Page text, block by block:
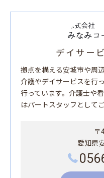
デイサー
拠点を構える安城市や周
介護やデイサービスを行
行っています。介護士や
はパートスタッフとして
〒
愛知県